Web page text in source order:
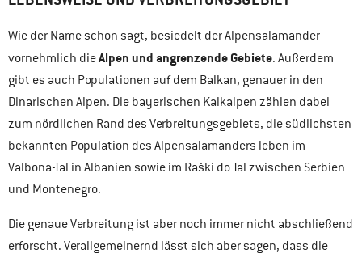
Wie der Name schon sagt, besiedelt der Alpensalamander
vornehmlich dieAlpen und angrenzende Gebiete. Außerdem
gibt es auch Populationen auf dem Balkan, genauer in den
Dinarischen Alpen. Die bayerischen Kalkalpen zählen dabei
zum nördlichen Rand des Verbreitungsgebiets, die südlichsten
bekannten Population des Alpensalamanders leben im
Valbona-Tal in Albanien sowie im Raški do Tal zwischen Serbien
und Montenegro.
Die genaue Verbreitung ist aber noch immer nicht abschließend
erforscht. Verallgemeinernd lässt sich aber sagen, dass die